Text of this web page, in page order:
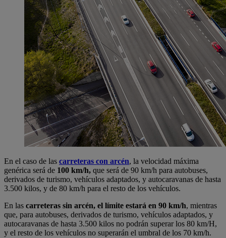
En el caso de las carreteras con arcén, la velocidad máxima
genérica será de 100 km/h, que será de 90 km/h para autobuses,
derivados de turismo, vehículos adaptados, y autocaravanas de hasta
3.500 kilos, y de 80 km/h para el resto de los vehículos.
En las carreteras sin arcén, el límite estará en 90 km/h, mientras
que, para autobuses, derivados de turismo, vehículos adaptados, y
autocaravanas de hasta 3.500 kilos no podrán superar los 80 km/H,
y el resto de los vehículos no superarán el umbral de los 70 km/h.